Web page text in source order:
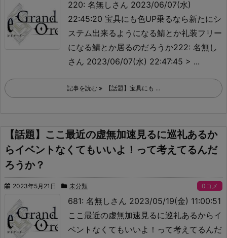
220: 名無しさん 2023/06/07(水)
22:45:20 宝具にも色UP乗るなら新たにシ
ステム出来るようになる鯖とか礼装フリー
になる鯖とか居るのだろうか222: 名無し
さん 2023/06/07(水) 22:47:45 > ...
記事を読む 【話題】宝具にも ...
【話題】ここ最近の虚無加速見るに巡礼あるか
らイベントなくてもいいよ！って考えてるんだ
ろうか？
2023年5月21日 未分類 0コメ
681: 名無しさん 2023/05/19(金) 11:00:51
ここ最近の虚無加速見るに巡礼あるからイ
ベントなくてもいいよ！って考えてるんだ